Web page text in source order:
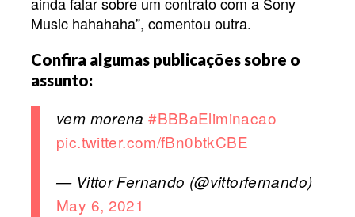
Music hahahaha”, comentou outra.
Confira algumas publicações sobre o
assunto:
vem morena#BBBaEliminacao
pic.twitter.com/fBn0btkCBE
— Vittor Fernando (@vittorfernando)
May 6, 2021